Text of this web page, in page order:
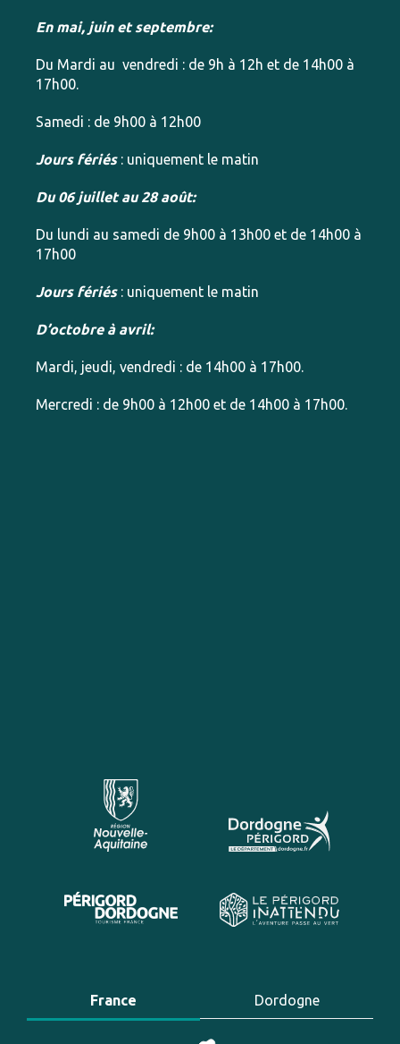
En mai, juin et septembre:
Du Mardi au vendredi : de 9h à 12h et de 14h00 à
17h00.
Samedi : de 9h00 à 12h00
Jours fériés: uniquement le matin
Du 06 juillet au 28 août:
Du lundi au samedi de 9h00 à 13h00 et de 14h00 à
17h00
Jours fériés: uniquement le matin
D’octobre à avril:
Mardi, jeudi, vendredi : de 14h00 à 17h00.
Mercredi : de 9h00 à 12h00 et de 14h00 à 17h00.
France Dordogne